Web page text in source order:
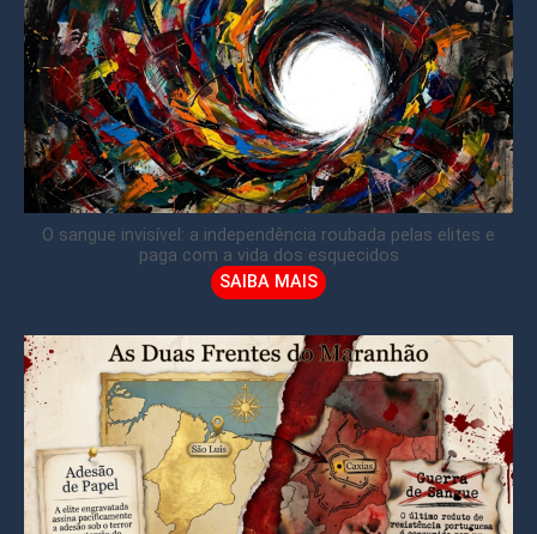
O sangue invisível: a independência roubada pelas elites e
paga com a vida dos esquecidos
SAIBA MAIS